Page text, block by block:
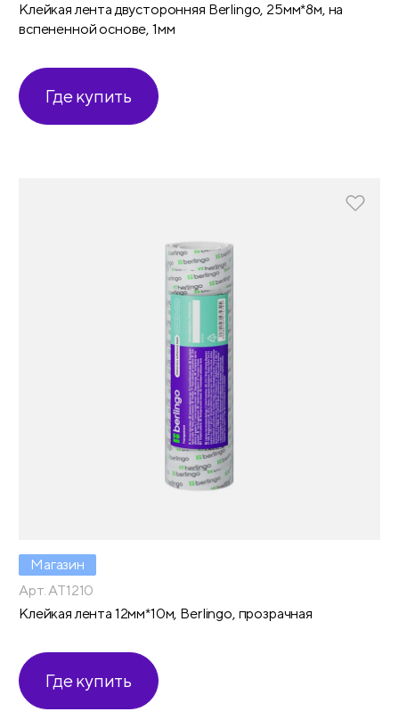
Клейкая лента двусторонняя Berlingo, 25мм*8м, на
вспененной основе, 1мм
Где купить
Магазин
Арт. AT1210
Клейкая лента 12мм*10м, Berlingo, прозрачная
Где купить